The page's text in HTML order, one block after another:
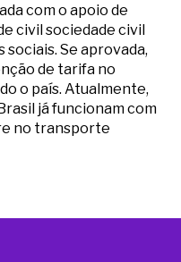
com o apoio de
civil sociedade civil
Se aprovada,
de tarifa no
o país. Atualmente,
já funcionam com
no transporte